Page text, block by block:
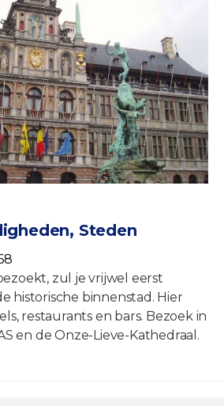
Steden
zul je vrijwel eerst
historische binnenstad. Hier
restaurants en bars. Bezoek in
en de Onze-Lieve-Kathedraal.